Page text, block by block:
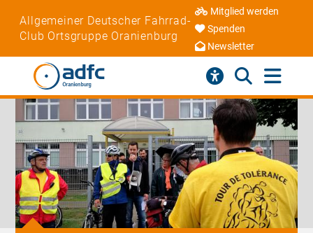
Allgemeiner Deutscher Fahrrad-
Club Ortsgruppe Oranienburg
Mitglied werden
Spenden
Newsletter